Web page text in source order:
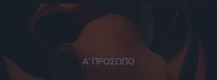
Α' ΠΡΟΣΩΠΟ